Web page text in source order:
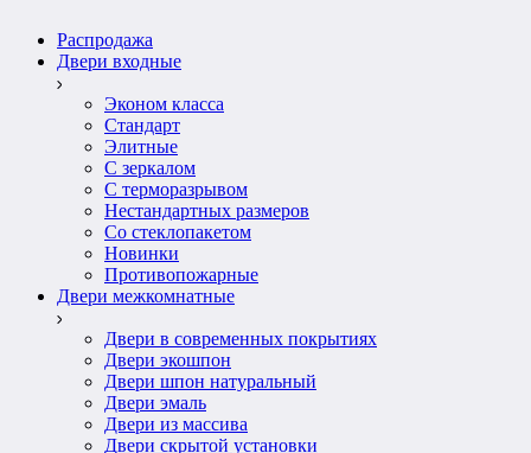
Распродажа
Двери входные
Эконом класса
Стандарт
Элитные
С зеркалом
С терморазрывом
Нестандартных размеров
Со стеклопакетом
Новинки
Противопожарные
Двери межкомнатные
Двери в современных покрытиях
Двери экошпон
Двери шпон натуральный
Двери эмаль
Двери из массива
Двери скрытой установки